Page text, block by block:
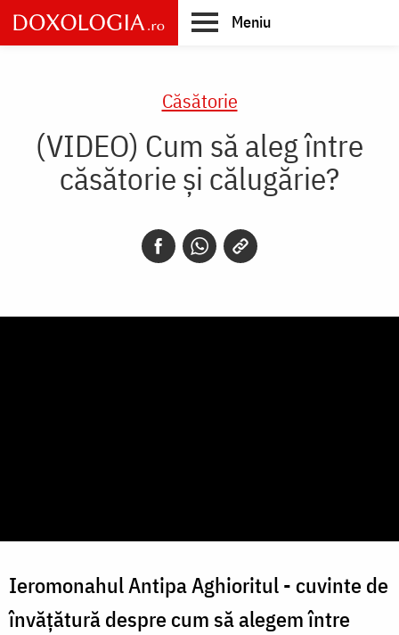
Skip
to
main
Meniu
Căsătorie
(VIDEO) Cum să aleg între
căsătorie și călugărie?
Ieromonahul Antipa Aghioritul - cuvinte de
învățătură despre cum să alegem între